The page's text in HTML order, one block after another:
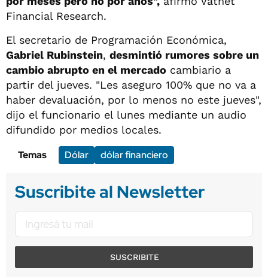
Financial Research.
El secretario de Programación Económica,
Gabriel Rubinstein, desmintió rumores sobre un
cambio abrupto en el mercado cambiario a
partir del jueves. "Les aseguro 100% que no va a
haber devaluación, por lo menos no este jueves",
dijo el funcionario el lunes mediante un audio
difundido por medios locales.
Temas
Dólar dólar financiero
Suscribite al Newsletter
SUSCRIBITE